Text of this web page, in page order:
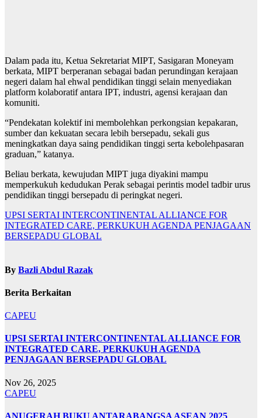
Dalam pada itu, Ketua Sekretariat MIPT, Sasigaran Moneyam
berkata, MIPT berperanan sebagai badan perundingan kerajaan
negeri dalam hal ehwal pendidikan tinggi selain menyediakan
platform kolaboratif antara IPT, industri, agensi kerajaan dan
komuniti.
“Pendekatan kolektif ini membolehkan perkongsian kepakaran,
sumber dan kekuatan secara lebih bersepadu, sekali gus
meningkatkan daya saing pendidikan tinggi serta kebolehpasaran
graduan,” katanya.
Beliau berkata, kewujudan MIPT juga diyakini mampu
memperkukuh kedudukan Perak sebagai perintis model tadbir urus
pendidikan tinggi bersepadu di peringkat negeri.
Navigasi
kiriman
UPSI SERTAI INTERCONTINENTAL ALLIANCE FOR
INTEGRATED CARE, PERKUKUH AGENDA PENJAGAAN
BERSEPADU GLOBAL
By Bazli Abdul Razak
Berita Berkaitan
CAPEU
UPSI SERTAI INTERCONTINENTAL ALLIANCE FOR
INTEGRATED CARE, PERKUKUH AGENDA
PENJAGAAN BERSEPADU GLOBAL
Nov 26, 2025
CAPEU
ANUGERAH BUKU ANTARABANGSA ASEAN 2025